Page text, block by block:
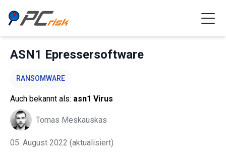
ASN1 Epressersoftware
RANSOMWARE
Auch bekannt als: asn1 Virus
Tomas Meskauskas
05. August 2022 (aktualisiert)